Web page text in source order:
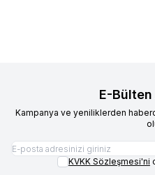
E-
Kampanya ve yeniliklerden
KVKK Sözleşmesi'ni